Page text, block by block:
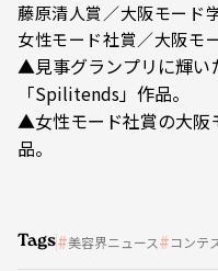
藤原清人賞／大阪モード
女性モード社賞／大阪モ
▲見事グランプリに輝い
「Spilitends」作品。
▲女性モード社賞の大阪
品。
Tags 美容界ニュース コンテ